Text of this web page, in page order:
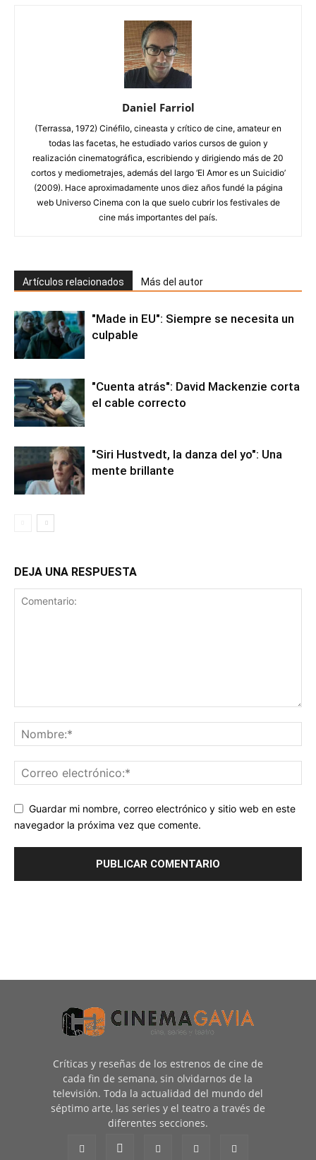
Daniel Farriol
(Terrassa, 1972) Cinéfilo, cineasta y crítico de cine, amateur en
todas las facetas, he estudiado varios cursos de guion y
realización cinematográfica, escribiendo y dirigiendo más de 20
cortos y mediometrajes, además del largo ‘El Amor es un Suicidio’
(2009). Hace aproximadamente unos diez años fundé la página
web Universo Cinema con la que suelo cubrir los festivales de
cine más importantes del país.
Artículos relacionados Más del autor
"Made in EU": Siempre se necesita un
culpable
"Cuenta atrás": David Mackenzie corta
el cable correcto
"Siri Hustvedt, la danza del yo": Una
mente brillante
DEJA UNA RESPUESTA
Guardar mi nombre, correo electrónico y sitio web en este
navegador la próxima vez que comente.
Críticas y reseñas de los estrenos de cine de
cada fin de semana, sin olvidarnos de la
televisión. Toda la actualidad del mundo del
séptimo arte, las series y el teatro a través de
diferentes secciones.